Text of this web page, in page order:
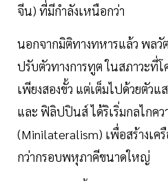
จีน) ที่มีกำลังเหนือกว่า
นอกจากมิติทางทหารแล้ว พลวั
ปรับตัวทางการทูต ในสภาวะที่โ
เพียงสองขั้ว แต่เต็มไปด้วยตัว
และ ฟิลิปปินส์ ได้ริเริ่มกลไกคว
(Minilateralism) เพื่อสร้างเค
กว่ากรอบพหุภาคีขนาดใหญ่